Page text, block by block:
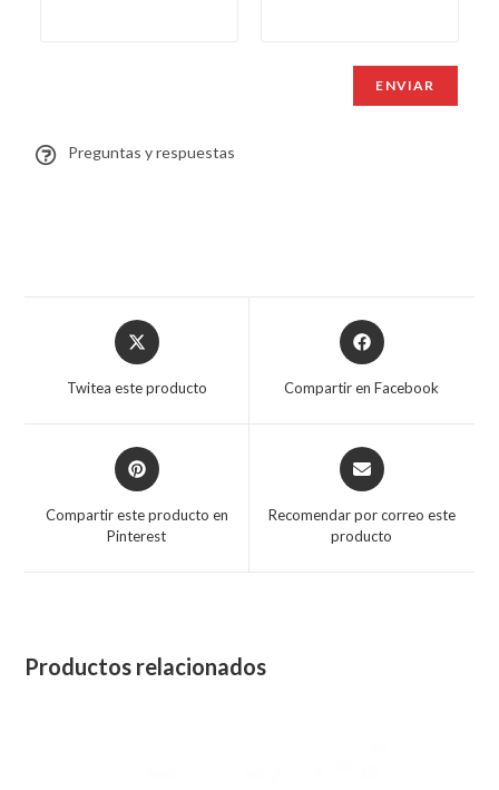
Preguntas y respuestas
Twitea este producto Compartir en Facebook
Compartir este producto en
Pinterest
Recomendar por correo este
producto
Productos relacionados